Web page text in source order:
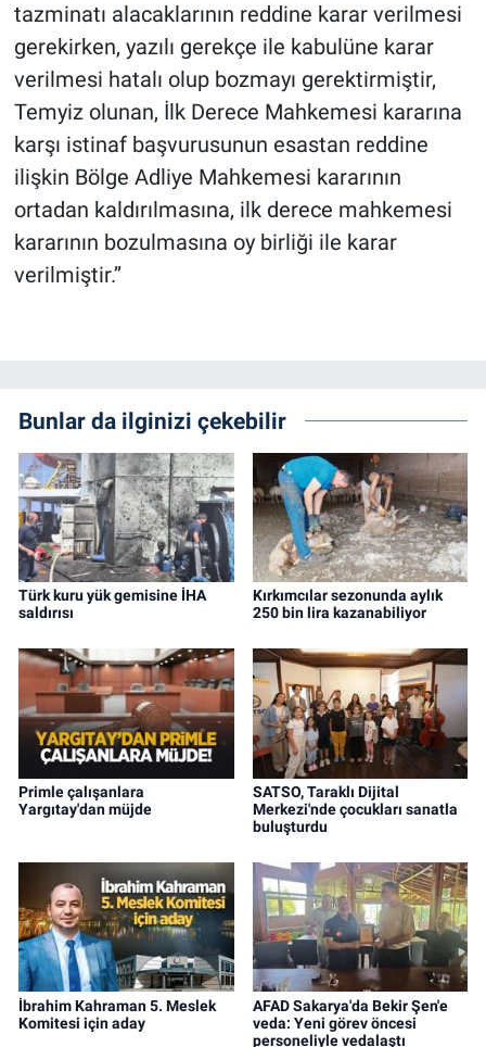
tazminatı alacaklarının reddine karar verilmesi
gerekirken, yazılı gerekçe ile kabulüne karar
verilmesi hatalı olup bozmayı gerektirmiştir,
Temyiz olunan, İlk Derece Mahkemesi kararına
karşı istinaf başvurusunun esastan reddine
ilişkin Bölge Adliye Mahkemesi kararının
ortadan kaldırılmasına, ilk derece mahkemesi
kararının bozulmasına oy birliği ile karar
verilmiştir.’’
Bunlar da ilginizi çekebilir
Türk kuru yük gemisine İHA
saldırısı
Kırkımcılar sezonunda aylık
250 bin lira kazanabiliyor
Primle çalışanlara
Yargıtay'dan müjde
SATSO, Taraklı Dijital
Merkezi'nde çocukları sanatla
buluşturdu
İbrahim Kahraman 5. Meslek
Komitesi için aday
AFAD Sakarya'da Bekir Şen'e
veda: Yeni görev öncesi
personeliyle vedalaştı